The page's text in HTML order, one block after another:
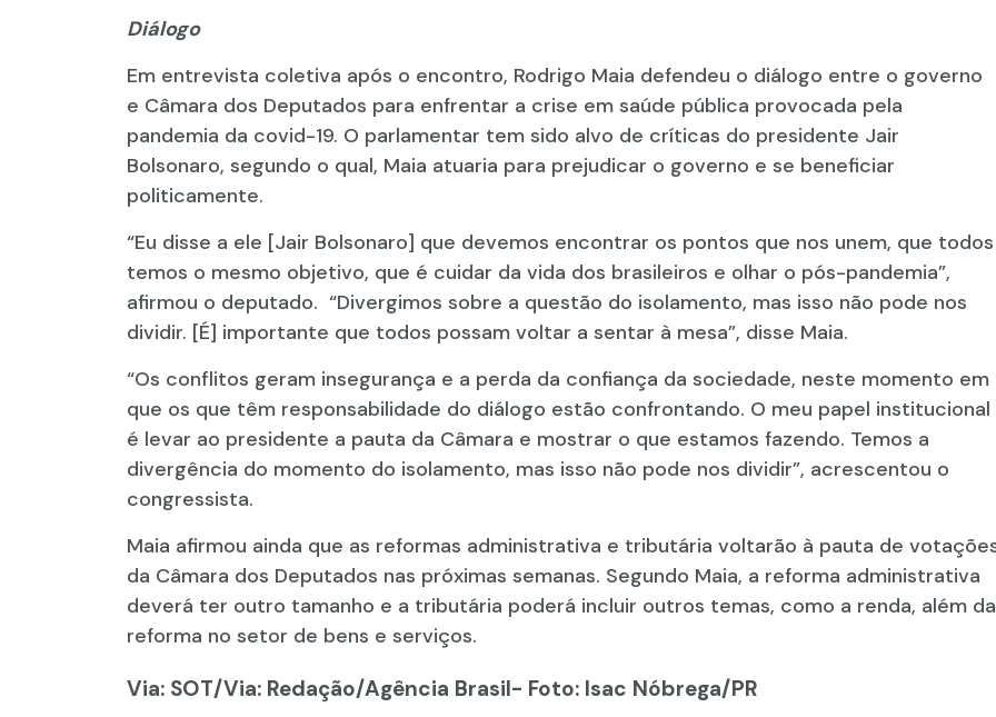
Diálogo
Em entrevista coletiva após o encontro, Rodrigo Maia defendeu o diálogo entre o governo
e Câmara dos Deputados para enfrentar a crise em saúde pública provocada pela
pandemia da covid-19. O parlamentar tem sido alvo de críticas do presidente Jair
Bolsonaro, segundo o qual, Maia atuaria para prejudicar o governo e se beneficiar
politicamente.
“Eu disse a ele [Jair Bolsonaro] que devemos encontrar os pontos que nos unem, que todos
temos o mesmo objetivo, que é cuidar da vida dos brasileiros e olhar o pós-pandemia”,
afirmou o deputado. “Divergimos sobre a questão do isolamento, mas isso não pode nos
dividir. [É] importante que todos possam voltar a sentar à mesa”, disse Maia.
“Os conflitos geram insegurança e a perda da confiança da sociedade, neste momento em
que os que têm responsabilidade do diálogo estão confrontando. O meu papel institucional
é levar ao presidente a pauta da Câmara e mostrar o que estamos fazendo. Temos a
divergência do momento do isolamento, mas isso não pode nos dividir”, acrescentou o
congressista.
Maia afirmou ainda que as reformas administrativa e tributária voltarão à pauta de
da Câmara dos Deputados nas próximas semanas. Segundo Maia, a reforma administrativa
deverá ter outro tamanho e a tributária poderá incluir outros temas, como a renda, além da
reforma no setor de bens e serviços.
Via: SOT/Via: Redação/Agência Brasil- Foto: Isac Nóbrega/PR